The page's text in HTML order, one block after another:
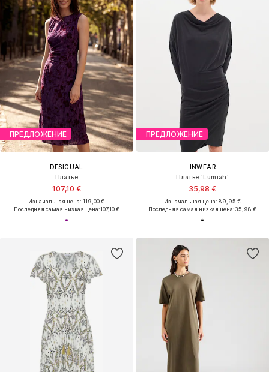
ПРЕДЛОЖЕНИЕ
DESIGUAL
Платье
107,10 €
Изначальная цена: 119,00 €
Последняя самая низкая цена:107,10 €
ПРЕДЛОЖЕНИЕ
INWEAR
Платье 'Lumiah'
35,98 €
Изначальная цена: 89,95 €
Последняя самая низкая цена:35,98 €